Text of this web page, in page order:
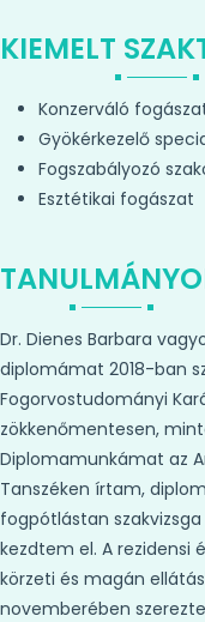
KIEMELT
Konzerváló
Gyökérkezelő
Fogszabályozó
Esztétikai fogászat
Dr. Dienes Barbara
diplomámat 2018-ban
Fogorvostudományi
zökkenőmentesen,
Diplomamunkámat az
Tanszéken írtam,
fogpótlástan
kezdtem el. A
körzeti és magán
novemberében